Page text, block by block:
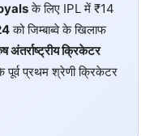
के लिए IPL में ₹14
को जिम्बाब्वे के खिलाफ
क्रिकेटर
प्रथम श्रेणी क्रिकेटर